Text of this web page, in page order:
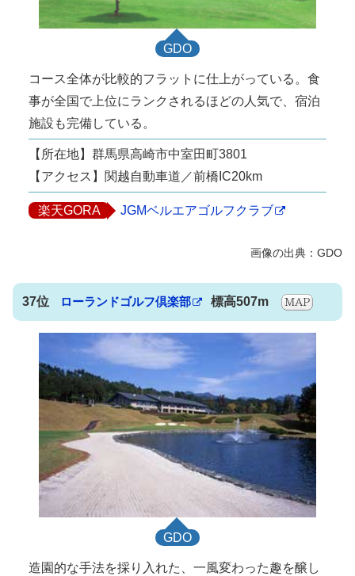
GDO
コース全体が比較的フラットに仕上がっている。食
事が全国で上位にランクされるほどの人気で、宿泊
施設も完備している。
【所在地】群馬県高崎市中室田町3801
【アクセス】関越自動車道／前橋IC20km
楽天GORA JGMベルエアゴルフクラブ
37位 ローランドゴルフ倶楽部 標高507m
GDO
造園的な手法を採り入れた、一風変わった趣を醸し